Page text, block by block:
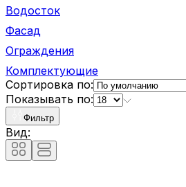
Водосток
Фасад
Ограждения
Комплектующие
Сортировка по:
Показывать по:
Фильтр
Вид: